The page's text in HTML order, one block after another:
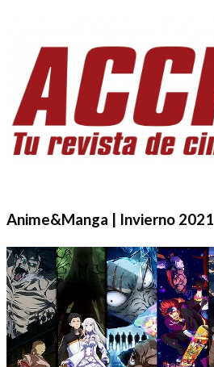
Anime&Manga | Invierno 2021